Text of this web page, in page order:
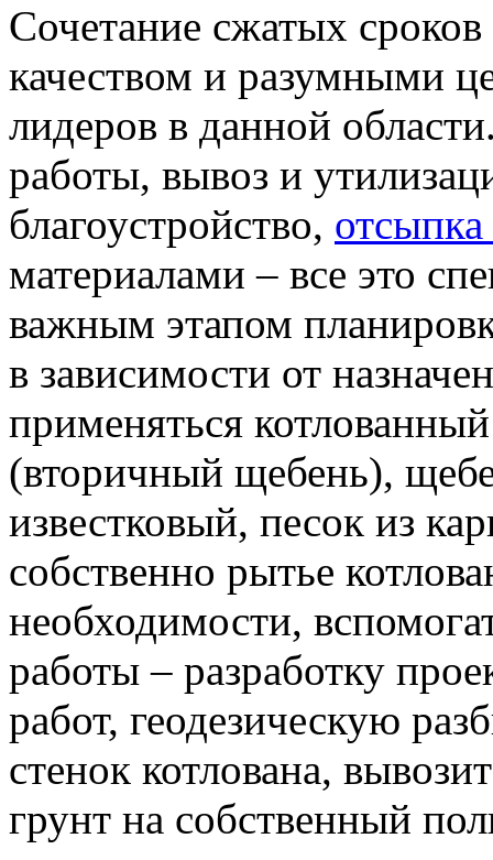
Сочетание сжатых
качеством и разумными
лидеров в данной
работы, вывоз и
благоустройство,
материалами – все это
важным этапом
в зависимости от
применяться
(вторичный щебень),
известковый, песок из
собственно рытье
необходимости,
работы – разработку
работ, геодезическую
стенок котлована,
грунт на собственный